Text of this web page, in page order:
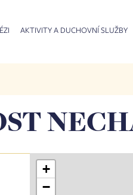
AKTIVITY A DUCHOVNÍ SLUŽBY
+
−